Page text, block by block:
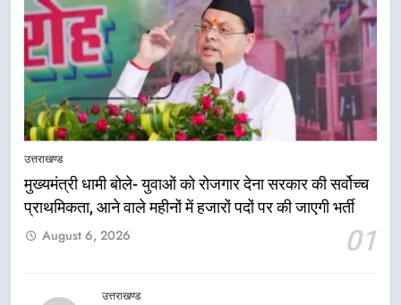
उत्तराखण्ड
मुख्यमंत्री धामी बोले- युवाओं को रोजगार देना सरकार की सर्वोच्च
प्राथमिकता, आने वाले महीनों में हजारों पदों पर की जाएगी भर्ती
01
August 6, 2026
उत्तराखण्ड
5
को मिली मंजूरी, देहरादून-मसूरी के
नियोजित विकास को मिलेगी रफ्तार
उत्तराखण्ड